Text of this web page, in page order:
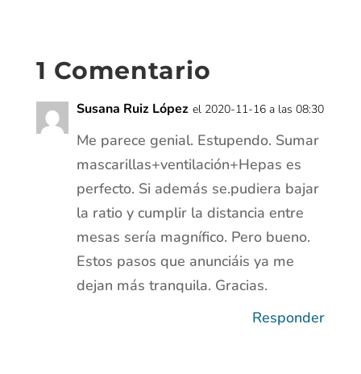
1 Comentario
Susana Ruiz López el 2020-11-16 a las 08:30
Me parece genial. Estupendo. Sumar
mascarillas+ventilación+Hepas es
perfecto. Si además se.pudiera bajar
la ratio y cumplir la distancia entre
mesas sería magnífico. Pero bueno.
Estos pasos que anunciáis ya me
dejan más tranquila. Gracias.
Responder